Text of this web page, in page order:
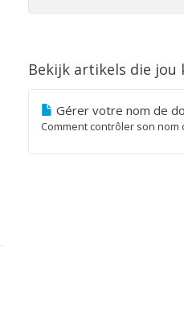
Bekijk artikels die jou
Gérer votre nom de
Comment contrôler son nom